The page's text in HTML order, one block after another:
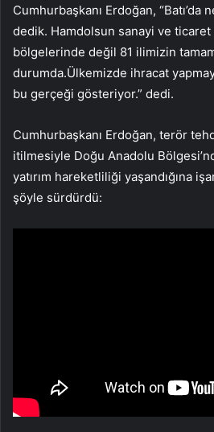
Cumhurbaşkanı Erdoğan, “Batı’da
dedik. Hamdolsun sanayi ve
bölgelerinde değil 81 ilimizin
durumda.Ülkemizde ihracat
bu gerçeği gösteriyor.” dedi.
Cumhurbaşkanı Erdoğan, terör
itilmesiyle Doğu Anadolu
yatırım hareketliliği yaşandığına
şöyle sürdürdü: